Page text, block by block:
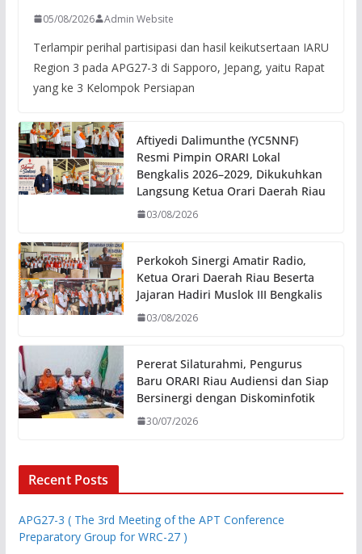
05/08/2026 Admin Website
Terlampir perihal partisipasi dan hasil keikutsertaan IARU
Region 3 pada APG27-3 di Sapporo, Jepang, yaitu Rapat
yang ke 3 Kelompok Persiapan
Aftiyedi Dalimunthe (YC5NNF)
Resmi Pimpin ORARI Lokal
Bengkalis 2026–2029, Dikukuhkan
Langsung Ketua Orari Daerah Riau
03/08/2026
Perkokoh Sinergi Amatir Radio,
Ketua Orari Daerah Riau Beserta
Jajaran Hadiri Muslok III Bengkalis
03/08/2026
Pererat Silaturahmi, Pengurus
Baru ORARI Riau Audiensi dan Siap
Bersinergi dengan Diskominfotik
30/07/2026
Recent Posts
APG27-3 ( The 3rd Meeting of the APT Conference
Preparatory Group for WRC-27 )